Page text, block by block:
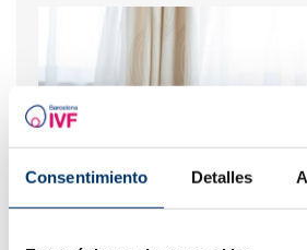
Consentimiento Detalles